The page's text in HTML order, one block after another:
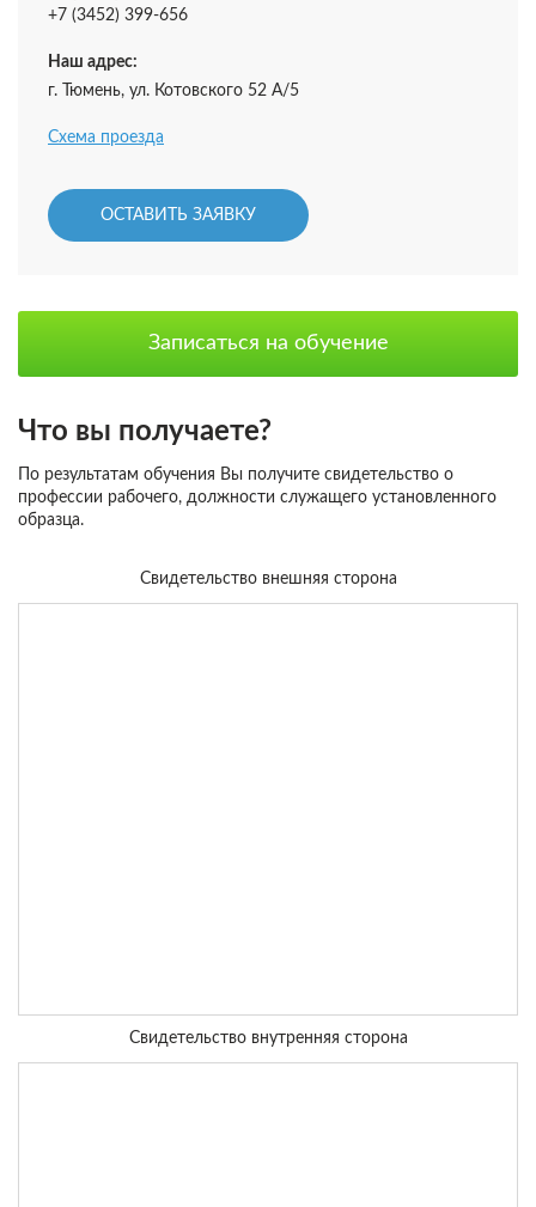
+7 (3452) 399-656
Наш адрес:
г. Тюмень, ул. Котовского 52 А/5
Схема проезда
ОСТАВИТЬ ЗАЯВКУ
Записаться на обучение
Что вы получаете?
По результатам обучения Вы получите свидетельство о
профессии рабочего, должности служащего установленного
образца.
Свидетельство внешняя сторона
Свидетельство внутренняя сторона